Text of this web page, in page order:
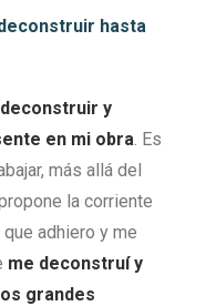
hasta
y
en mi obra. Es
más allá del
la corriente
adhiero y me
me deconstruí y
grandes